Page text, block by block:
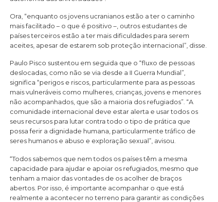
Ora, “enquanto os jovens ucranianos estão a ter o caminho
mais facilitado – o que é positivo –, outros estudantes de
países terceiros estão a ter mais dificuldades para serem
aceites, apesar de estarem sob proteção internacional”, disse.
Paulo Pisco sustentou em seguida que o “fluxo de pessoas
deslocadas, como não se via desde a II Guerra Mundial”,
significa “perigos e riscos, particularmente para as pessoas
mais vulneráveis como mulheres, crianças, jovens e menores
não acompanhados, que são a maioria dos refugiados”. “A
comunidade internacional deve estar alerta e usar todos os
seus recursos para lutar contra todo o tipo de prática que
possa ferir a dignidade humana, particularmente tráfico de
seres humanos e abuso e exploração sexual”, avisou.
“Todos sabemos que nem todos os países têm a mesma
capacidade para ajudar e apoiar os refugiados, mesmo que
tenham a maior das vontades de os acolher de braços
abertos. Por isso, é importante acompanhar o que está
realmente a acontecer no terreno para garantir as condições